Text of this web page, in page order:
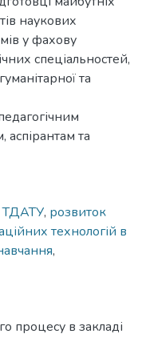
наукових
у фахову
спеціальностей,
та
та
ТДАТУ, розвиток
технологій в
,
процесу в закладі